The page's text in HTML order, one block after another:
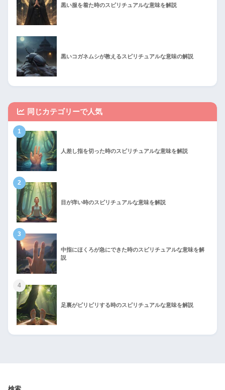
黒い服を着た時のスピリチュアルな意味を解説
黒いコガネムシが教えるスピリチュアルな意味の解説
同じカテゴリーで人気
1
人差し指を切った時のスピリチュアルな意味を解説
2
目が痒い時のスピリチュアルな意味を解説
3
中指にほくろが急にできた時のスピリチュアルな意味を解
説
4
足裏がピリピリする時のスピリチュアルな意味を解説